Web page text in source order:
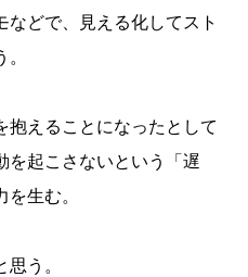
どで、見える化してスト
抱えることになったとして
を起こさないという「遅
生む。
う。